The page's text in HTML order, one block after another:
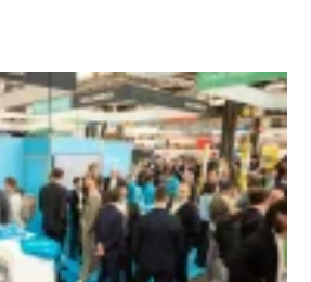
Schülerinnen,
und Schüler
Praxis-
Studierende